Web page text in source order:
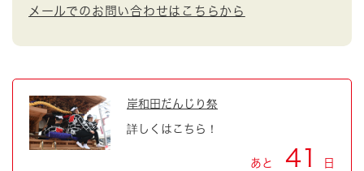
メールでのお問い合わせはこちらから
岸和田だんじり祭
詳しくはこちら！
あと 41 日